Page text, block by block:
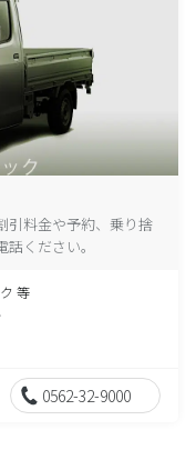
引料金や予約、乗り捨
ください。
等
0562-32-9000